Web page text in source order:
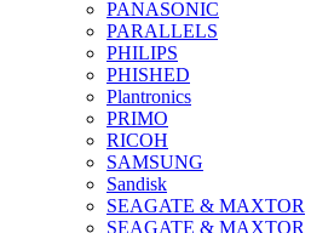
PANASONIC
PARALLELS
PHILIPS
PHISHED
Plantronics
PRIMO
RICOH
SAMSUNG
Sandisk
SEAGATE & MAXTOR
SEAGATE & MAXTOR